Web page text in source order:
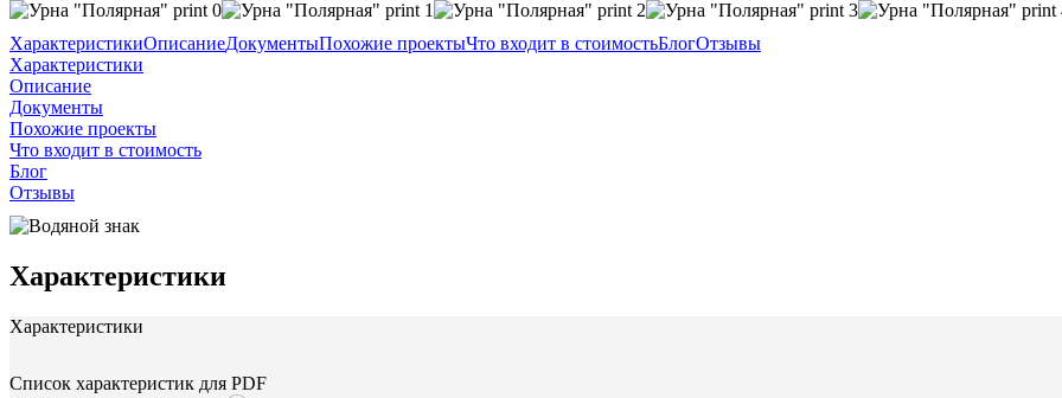
ХарактеристикиОписаниеДокументыПохожие проектыЧто входит в стоимостьБлогОтзывы
Характеристики
Описание
Документы
Похожие проекты
Что входит в стоимость
Блог
Отзывы
Характеристики
Характеристики
Список характеристик для PDF